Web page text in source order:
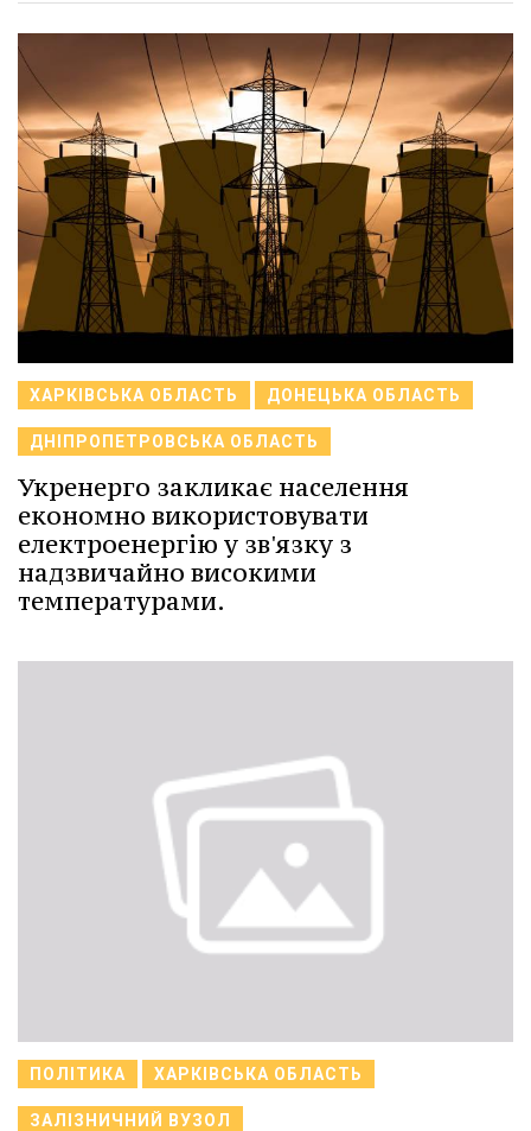
ХАРКІВСЬКА ОБЛАСТЬ ДОНЕЦЬКА ОБЛАСТЬ
ДНІПРОПЕТРОВСЬКА ОБЛАСТЬ
Укренерго закликає населення
економно використовувати
електроенергію у зв'язку з
надзвичайно високими
температурами.
ПОЛІТИКА ХАРКІВСЬКА ОБЛАСТЬ
ЗАЛІЗНИЧНИЙ ВУЗОЛ